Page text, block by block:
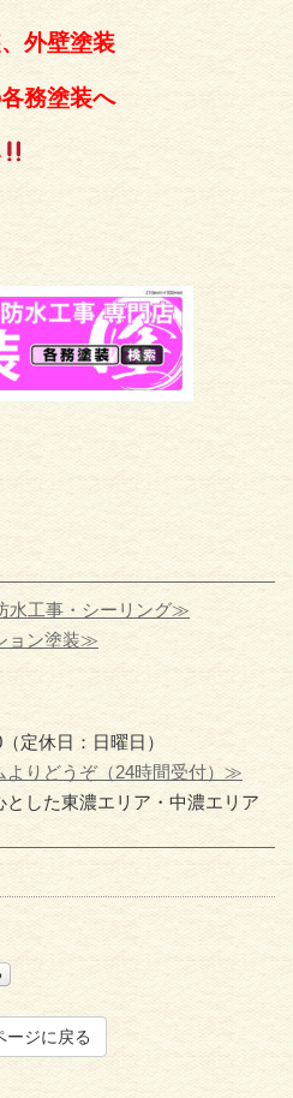
外壁塗装
務塗装へ
水工事・シーリング≫
ョン塗装≫
定休日：日曜日）
よりどうぞ（24時間受付）≫
とした東濃エリア・中濃エリア
ージに戻る